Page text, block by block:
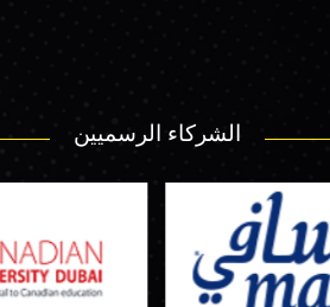
الشركاء الرسميين